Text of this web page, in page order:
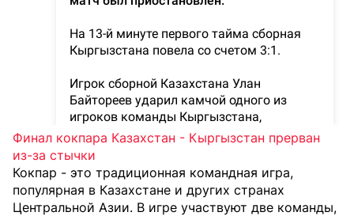
Финал кокпара Казахстан - Кыргызстан прерван
из-за стычки
Кокпар - это традиционная командная игра,
популярная в Казахстане и других странах
Центральной Азии. В игре участвуют две команды,